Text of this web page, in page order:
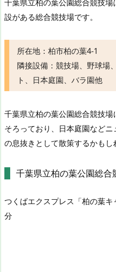
千葉県立柏の葉公園総合競技
設がある総合競技場です。
所在地：柏市柏の葉4-1
隣接設備：競技場、野球場
ト、日本庭園、バラ園他
千葉県立柏の葉公園総合競技
そろっており、日本庭園など
の息抜きとして散策するかもし
千葉県立柏の葉公園総合
つくばエクスプレス「柏の葉
分